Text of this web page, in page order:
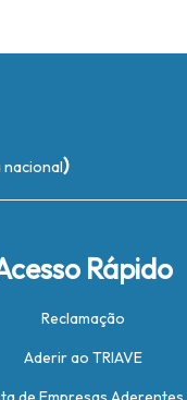
)
Rápido
Reclamação
Aderir ao TRIAVE